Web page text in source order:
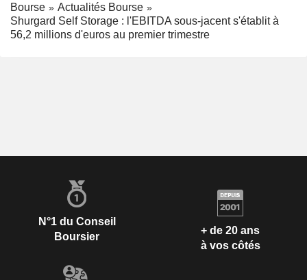
Bourse
Actualités Bourse
Shurgard Self Storage : l'EBITDA sous-jacent s'établit à
56,2 millions d'euros au premier trimestre
N°1 du Conseil
Boursier
+ de 20 ans
à vos côtés